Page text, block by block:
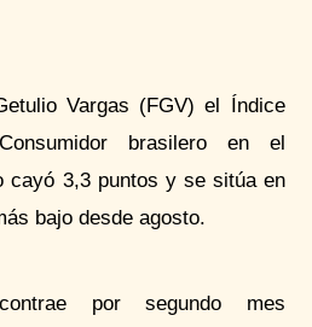
Vargas (FGV) el Índice
brasilero en el
cayó 3,3 puntos y se sitúa en
bajo desde agosto.
por segundo mes